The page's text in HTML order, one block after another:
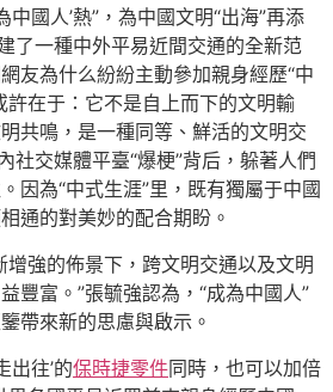
中國人’熱”，為中國文明“出海”再添
了一種中外平易近間交通的全新范
友為什么紛紛主動參加親身經歷“中
許在于：它不是自上而下的文明輸
共鳴，是一種同等、鮮活的文明交
社交媒體平臺“爆梗”背后，躲著人們
因為“中式生涯”里，既有獨屬于中國
通的對美妙的配合期盼。
增強的佈景下，跨文明交通以及文明
豐富。”張毓強認為，“成為中國人”
帶來新的思慮與啟示。
出往’的保時捷零件同時，也可以加倍